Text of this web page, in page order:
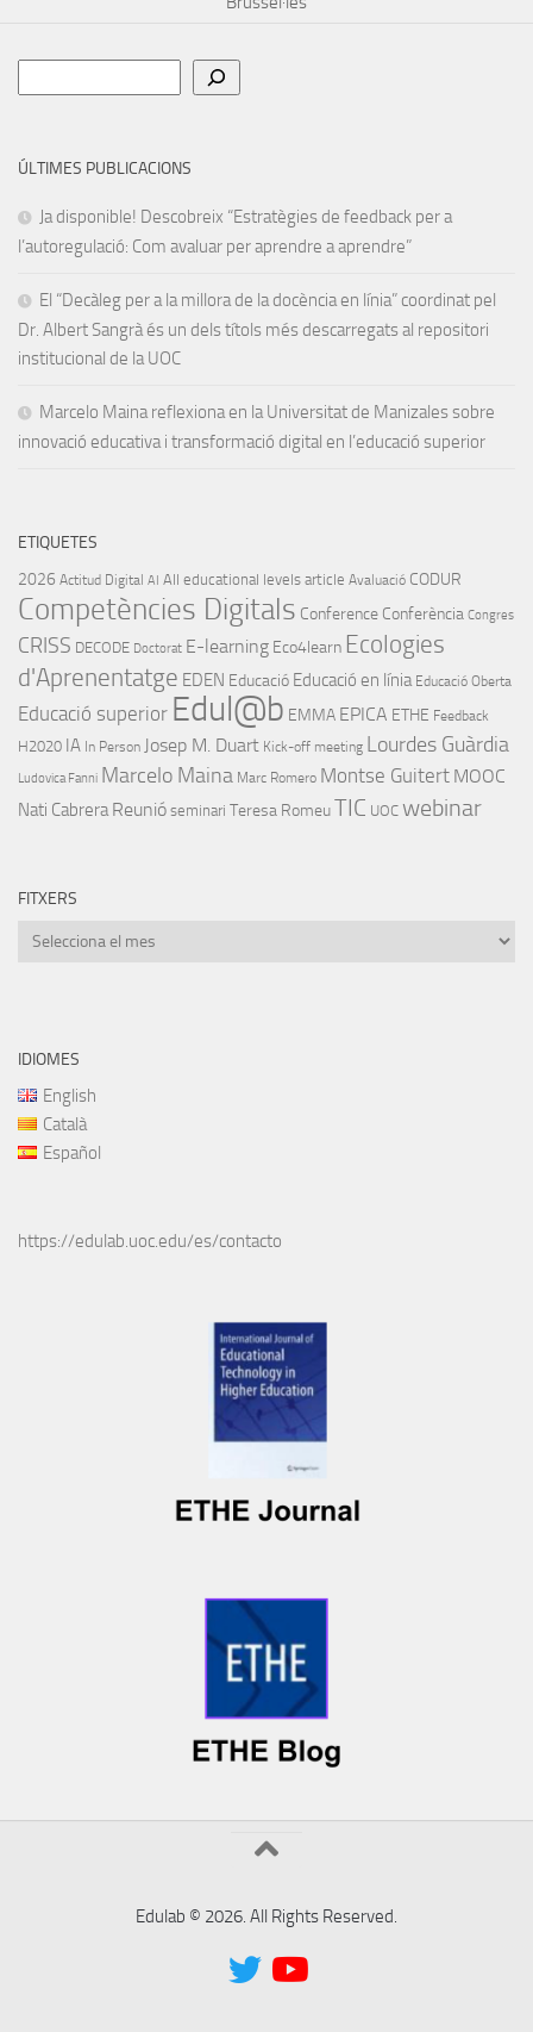
ÚLTIMES PUBLICACIONS
Ja disponible! Descobreix “Estratègies de feedback per a
l’autoregulació: Com avaluar per aprendre a aprendre”
El “Decàleg per a la millora de la docència en línia” coordinat pel
Dr. Albert Sangrà és un dels títols més descarregats al repositori
institucional de la UOC
Marcelo Maina reflexiona en la Universitat de Manizales sobre
innovació educativa i transformació digital en l’educació superior
ETIQUETES
2026 Actitud Digital AI All educational levels article Avaluació CODUR
Competències Digitals Conference Conferència Congres
CRISS DECODE Doctorat E-learning Eco4learn Ecologies
d'Aprenentatge EDEN Educació Educació en línia Educació Oberta
Educació superior Edul@b EMMA EPICA ETHE Feedback
H2020 IA In Person Josep M. Duart Kick-off meeting Lourdes Guàrdia
Ludovica Fanni Marcelo Maina Marc Romero Montse Guitert MOOC
Nati Cabrera Reunió seminari Teresa RomeuTIC UOC webinar
FITXERS
Fitxers
IDIOMES
English
Català
Español
https://edulab.uoc.edu/es/contacto
Edulab © 2026. All Rights Reserved.